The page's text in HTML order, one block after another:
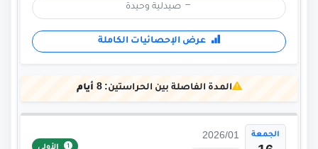
صيدلية وحيدة
عرض الإحصائيات الكاملة
المدة الفاصلة بين الحراستين:8 أيام
الجمعة 2026/01
الأولى